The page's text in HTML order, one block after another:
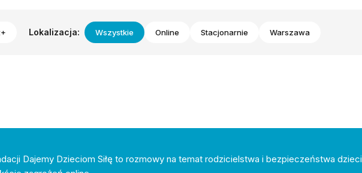
Lokalizacja: Wszystkie Online Stacjonarnie Warszawa
Dajemy Dzieciom Siłę to rozmowy na temat rodzicielstwa i bezpieczeństwa dzieci